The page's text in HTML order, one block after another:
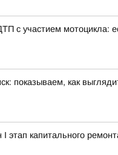
с участием мотоцикла:
показываем, как
этап капитального